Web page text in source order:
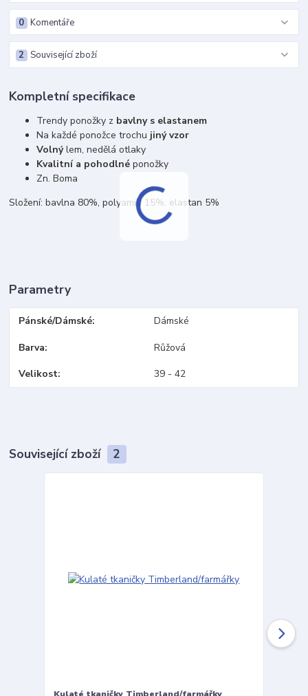
Komentáře
0
Související zboží
2
Kompletní specifikace
Trendy ponožky z bavlny s elastanem
Na každé ponožce trochu jiný vzor
Volnýlem, nedělá otlaky
Kvalitní a pohodlnéponožky
Zn. Boma
Složení: bavlna 80%, polyamid 15%, elastan 5%
Parametry
Pánské/Dámské Dámské
Barva Růžová
Velikost 39 - 42
Související zboží 2